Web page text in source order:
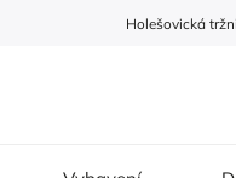
Holešovická